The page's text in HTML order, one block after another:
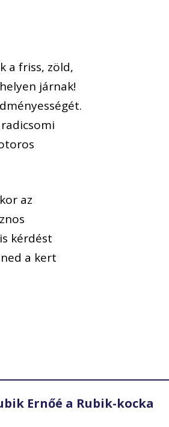
a friss, zöld,
járnak!
az
kérdést
a kert
Ernőé a Rubik-kocka